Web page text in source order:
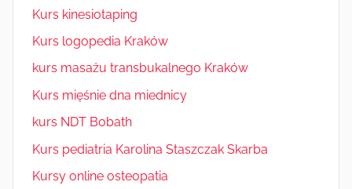
Kurs kinesiotaping
Kurs logopedia Kraków
kurs masażu transbukalnego Kraków
Kurs mięśnie dna miednicy
kurs NDT Bobath
Kurs pediatria Karolina Staszczak Skarba
Kursy online osteopatia